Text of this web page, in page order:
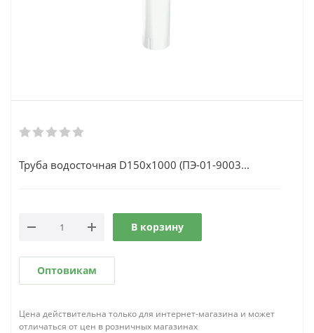
Труба водосточная D150х1000 (ПЭ-01-9003...
В корзину
Оптовикам
Цена действительна только для интернет-магазина и может
отличаться от цен в розничных магазинах